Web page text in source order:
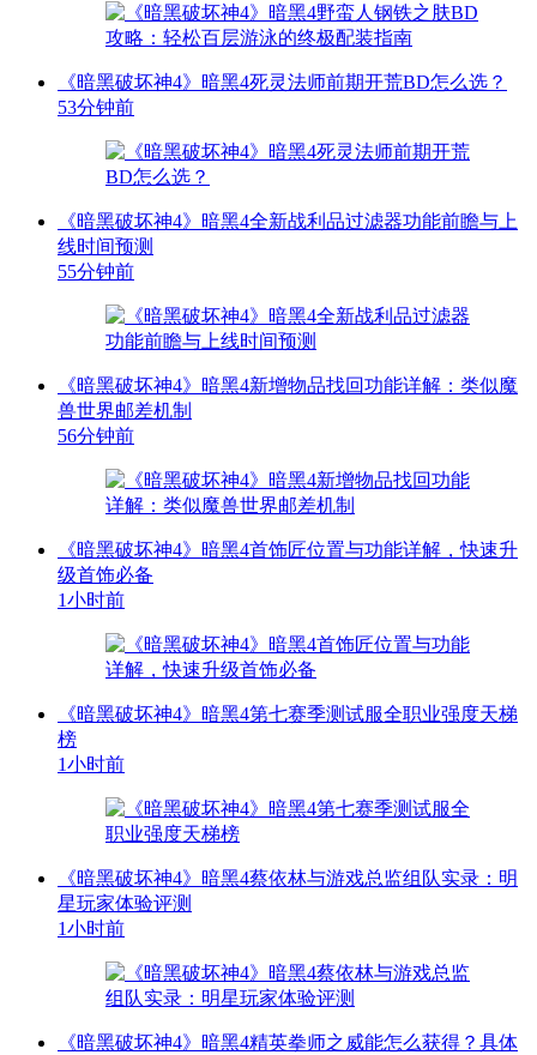
《暗黑破坏神4》暗黑4死灵法师前期开荒BD怎么选？
53分钟前
《暗黑破坏神4》暗黑4全新战利品过滤器功能前瞻与上
线时间预测
55分钟前
《暗黑破坏神4》暗黑4新增物品找回功能详解：类似魔
兽世界邮差机制
56分钟前
《暗黑破坏神4》暗黑4首饰匠位置与功能详解，快速升
级首饰必备
1小时前
《暗黑破坏神4》暗黑4第七赛季测试服全职业强度天梯
榜
1小时前
《暗黑破坏神4》暗黑4蔡依林与游戏总监组队实录：明
星玩家体验评测
1小时前
《暗黑破坏神4》暗黑4精英拳师之威能怎么获得？具体